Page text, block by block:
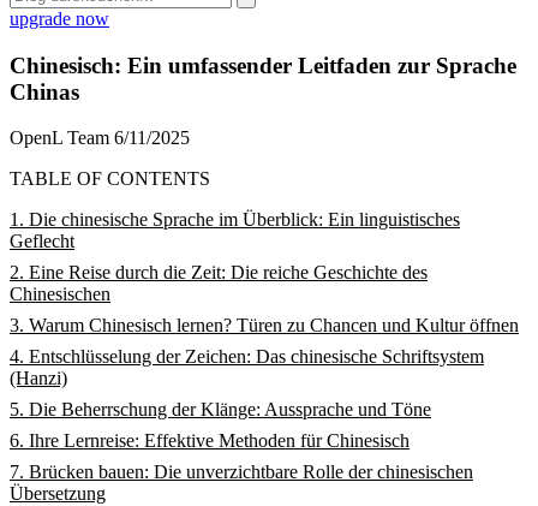
upgrade now
Chinesisch: Ein umfassender Leitfaden zur Sprache
Chinas
OpenL Team 6/11/2025
TABLE OF CONTENTS
1. Die chinesische Sprache im Überblick: Ein linguistisches
Geflecht
2. Eine Reise durch die Zeit: Die reiche Geschichte des
Chinesischen
3. Warum Chinesisch lernen? Türen zu Chancen und Kultur öffnen
4. Entschlüsselung der Zeichen: Das chinesische Schriftsystem
(Hanzi)
5. Die Beherrschung der Klänge: Aussprache und Töne
6. Ihre Lernreise: Effektive Methoden für Chinesisch
7. Brücken bauen: Die unverzichtbare Rolle der chinesischen
Übersetzung